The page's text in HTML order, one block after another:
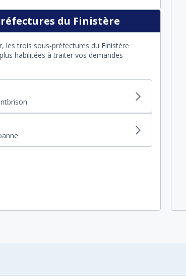
du Finistère
les trois sous-préfectures du Finistère
habilitées à traiter vos demandes